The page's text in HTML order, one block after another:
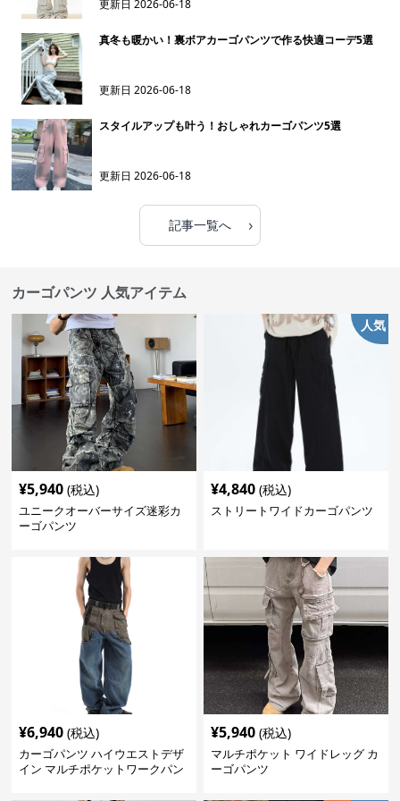
更新日2026-06-18
真冬も暖かい！裏ボアカーゴパンツで作る快適コーデ5選
更新日2026-06-18
スタイルアップも叶う！おしゃれカーゴパンツ5選
更新日2026-06-18
記事一覧へ ›
カーゴパンツ 人気アイテム
¥5,940 (税込)
ユニークオーバーサイズ迷彩カ
ーゴパンツ
人気
¥4,840 (税込)
ストリートワイドカーゴパンツ
¥6,940 (税込)
カーゴパンツ ハイウエストデザ
イン マルチポケットワークパン
¥5,940 (税込)
マルチポケット ワイドレッグ カ
ーゴパンツ